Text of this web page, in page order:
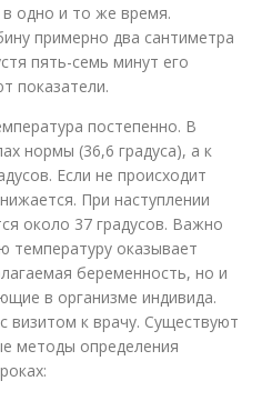
в одно и то же время.
примерно два сантиметра
пять-семь минут его
показатели.
постепенно. В
нормы (36,6 градуса), а к
Если не происходит
При наступлении
около 37 градусов. Важно
температуру оказывает
беременность, но и
в организме индивида.
визитом к врачу. Существуют
методы определения